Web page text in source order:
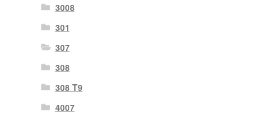
3008
301
307
308
308 T9
4007